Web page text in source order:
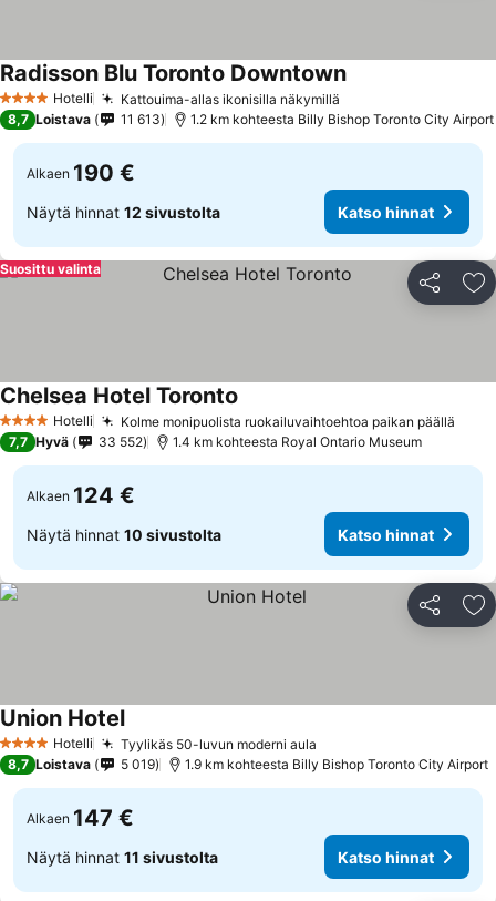
4 Tähtiluokitus
Hotelli Kattouima-allas ikonisilla näkymillä
Radisson Blu Toronto Downtown
8,7 Loistava 11 613 1.2 km kohteesta Billy Bishop Toronto City Airport
Alkaen 190 €
Näytä hinnat 12 sivustolta Katso hinnat
Jaa
Suosittu valinta
4 Tähtiluokitus
Hotelli Kolme monipuolista ruokailuvaihtoehtoa paikan päällä
Chelsea Hotel Toronto
7,7 Hyvä 33 552 1.4 km kohteesta Royal Ontario Museum
Alkaen 124 €
Näytä hinnat 10 sivustolta Katso hinnat
Jaa
4 Tähtiluokitus
Hotelli Tyylikäs 50-luvun moderni aula
Union Hotel
8,7 Loistava 5 019 1.9 km kohteesta Billy Bishop Toronto City Airport
Alkaen 147 €
Näytä hinnat 11 sivustolta Katso hinnat